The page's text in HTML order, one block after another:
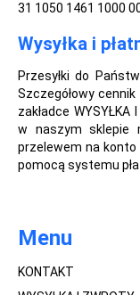
31 1050 1461 1000
Wysyłka i
Przesyłki do
Szczegółowy
zakładce
w naszym sklepie
przelewem na
pomocą systemu
Menu
KONTAKT